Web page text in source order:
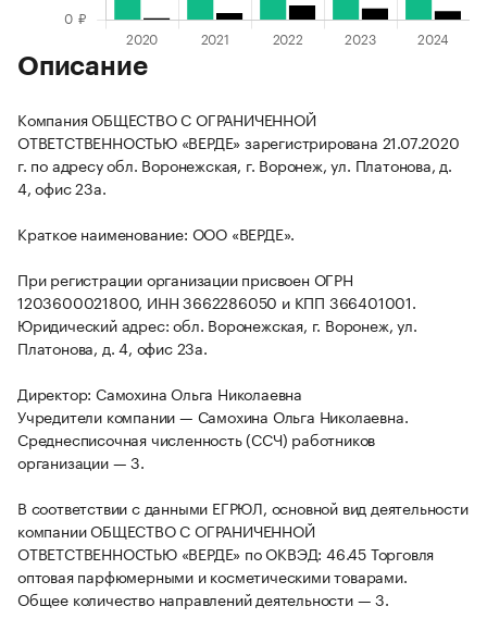
Описание
Компания ОБЩЕСТВО С ОГРАНИЧЕННОЙ
ОТВЕТСТВЕННОСТЬЮ «ВЕРДЕ» зарегистрирована 21.07.2020
г. по адресу обл. Воронежская, г. Воронеж, ул. Платонова, д.
4, офис 23а.
Краткое наименование: ООО «ВЕРДЕ».
При регистрации организации присвоен ОГРН
1203600021800, ИНН 3662286050 и КПП 366401001.
Юридический адрес: обл. Воронежская, г. Воронеж, ул.
Платонова, д. 4, офис 23а.
Директор: Самохина Ольга Николаевна
Учредители компании — Самохина Ольга Николаевна.
Среднесписочная численность (ССЧ) работников
организации — 3.
В соответствии с данными ЕГРЮЛ, основной вид деятельности
компании ОБЩЕСТВО С ОГРАНИЧЕННОЙ
ОТВЕТСТВЕННОСТЬЮ «ВЕРДЕ» по ОКВЭД: 46.45 Торговля
оптовая парфюмерными и косметическими товарами.
Общее количество направлений деятельности — 3.